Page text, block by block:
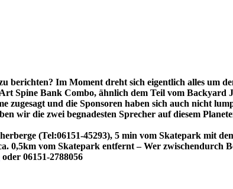
berichten? Im Moment dreht sich eigentlich alles um
Spine Bank Combo, ähnlich dem Teil vom
zugesagt und die Sponsoren haben sich auch nicht
wir die zwei begnadesten Sprecher auf diesem
(Tel:06151-45293), 5 min vom Skatepark mit
0,5km vom Skatepark entfernt – Wer zwischendurch
oder 06151-2788056